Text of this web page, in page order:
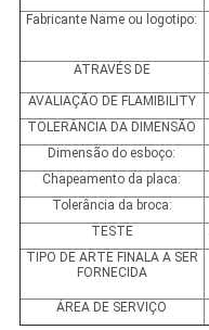
Fabricante Name ou logotipo:
ATRAVÉS DE
AVALIAÇÃO DE FLAMIBILITY
TOLERÂNCIA DA DIMENSÃO
Dimensão do esboço:
Chapeamento da placa:
Tolerância da broca:
TESTE
TIPO DE ARTE FINALA A SER
FORNECIDA
ÁREA DE SERVIÇO